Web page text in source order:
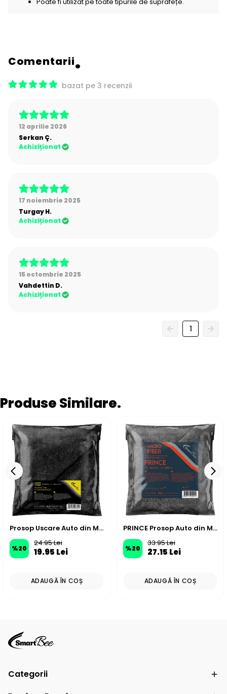
Comentarii
bazat pe 3 recenzii
12 aprilie 2026
Serkan Ç.
Achiziționat
17 noiembrie 2025
TurgayH.
Achiziționat
15 octombrie 2025
Vahdettin D.
Achiziționat
1
Produse Similare.
Prosop Uscare Auto din Microfibră Față Dublă 50x70cm 440GSM – Antracit
%20
24.95 Lei
19.95 Lei
ADAUGĂ ÎN COȘ
PRINCE Prosop Auto din Microfibră Fără Margini 50×70cm 500GSM – Gri
%20
33.95 Lei
27.15 Lei
ADAUGĂ ÎN COȘ
Categorii